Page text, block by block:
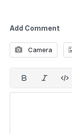
Add Comment
Camera